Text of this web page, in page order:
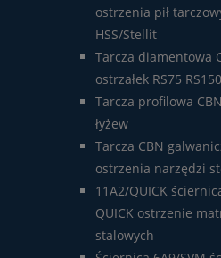
ostrzenia pił
HSS/Stellit
Tarcza diamentowa
ostrzałek RS75 RS150
Tarcza profilowa
łyżew
Tarcza CBN
ostrzenia narzędzi
11A2/QUICK
QUICK ostrzenie
stalowych